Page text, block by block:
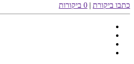
כתבו ביקורת | 0 ביקורות